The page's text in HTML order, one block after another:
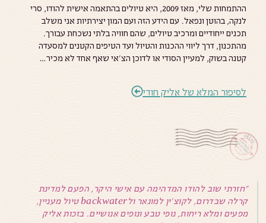
ההתמחות שלי, מאז 2009, היא טיולים בהתאמה אישית להודו, סרי
לנקה, בהוטן ונפאל. עם הידע הזה ועם המון יצירתיות אני משלב
תכנים ייחודיים ומרכיב טיולים, שהם חוויה בלתי נשכחת עבורך.
מהתכנון, דרך ליווי ההכנות והטיול ועד הטיפים הקטנים למסעדה
קטנה בשוק, למעיין הסודי או לדוכן הצ’אי שאף אחד לא מכיר…
לסיפור המלא של אליק חודי
"חזרתי שוב להודו המדהימה עם אישי היקר, הפעם למדינת
קרלה שבדרום, לקוצ'ין למונאר ולbackwater טיול מעניין,
מפעים ומלא ריחות, נופי טבע ונופים אנושיים. בזכות אליק